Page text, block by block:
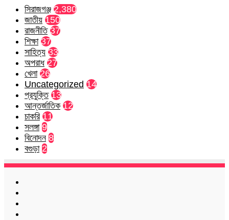
সিরাজগঞ্জ 2,380
জাতীয় 150
রাজনীতি 37
শিক্ষা 37
সাহিত্য 33
অপরাধ 27
খেলা 26
Uncategorized 14
প্রযুক্তি 13
আন্তর্জাতিক 12
চাকরি 11
সলঙ্গা 9
বিনোদন 8
বগুড়া 2